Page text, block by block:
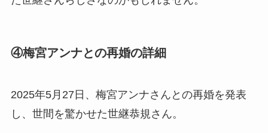
④梅宮アンナとの再婚の詳細
2025年5月27日、梅宮アンナさんとの再婚を発表
し、世間を驚かせた世継恭規さん。